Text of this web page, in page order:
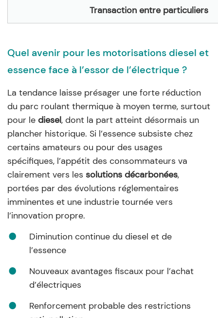
Transaction entre particuliers
Quel avenir pour les motorisations diesel et
essence face à l’essor de l’électrique ?
La tendance laisse présager une forte réduction
du parc roulant thermique à moyen terme, surtout
pour le diesel, dont la part atteint désormais un
plancher historique. Si l’essence subsiste chez
certains amateurs ou pour des usages
spécifiques, l’appétit des consommateurs va
clairement vers les solutions décarbonées,
portées par des évolutions réglementaires
imminentes et une industrie tournée vers
l’innovation propre.
Diminution continue du diesel et de
l’essence
Nouveaux avantages fiscaux pour l’achat
d’électriques
Renforcement probable des restrictions